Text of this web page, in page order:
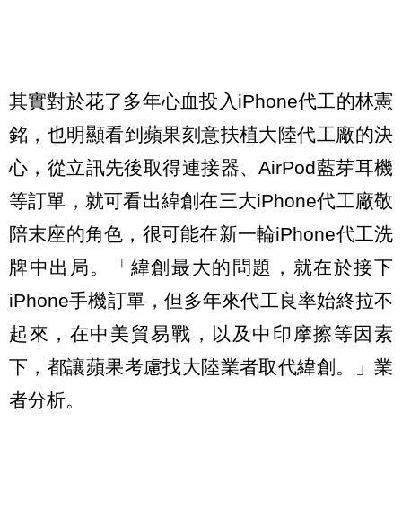
其實對於花了多年心血投入iPhone代工的林憲
銘，也明顯看到蘋果刻意扶植大陸代工廠的決
心，從立訊先後取得連接器、AirPod藍芽耳機
等訂單，就可看出緯創在三大iPhone代工廠敬
陪末座的角色，很可能在新一輪iPhone代工洗
牌中出局。「緯創最大的問題，就在於接下
iPhone手機訂單，但多年來代工良率始終拉不
起來，在中美貿易戰，以及中印摩擦等因素
下，都讓蘋果考慮找大陸業者取代緯創。」業
者分析。